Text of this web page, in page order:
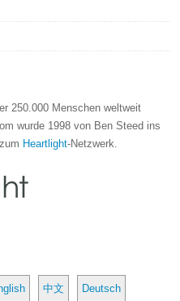
250.000 Menschen weltweit
wurde 1998 von Ben Steed ins
Heartlight-Netzwerk.
中文 Deutsch